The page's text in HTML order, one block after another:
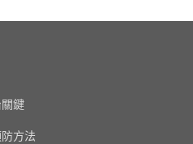
鍵
方法